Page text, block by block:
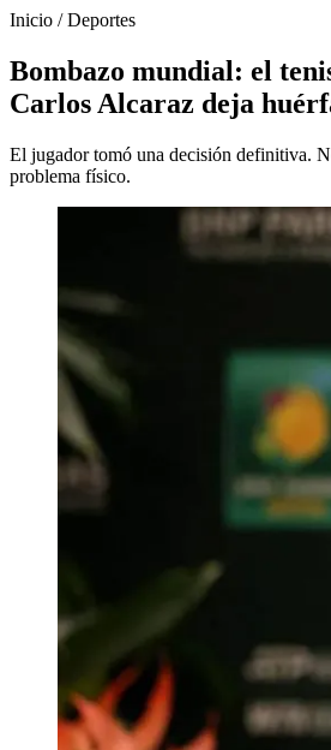
Inicio /Deportes
Bombazo mundial: el
Carlos Alcaraz deja
El jugador tomó una decisión definitiva.
problema físico.